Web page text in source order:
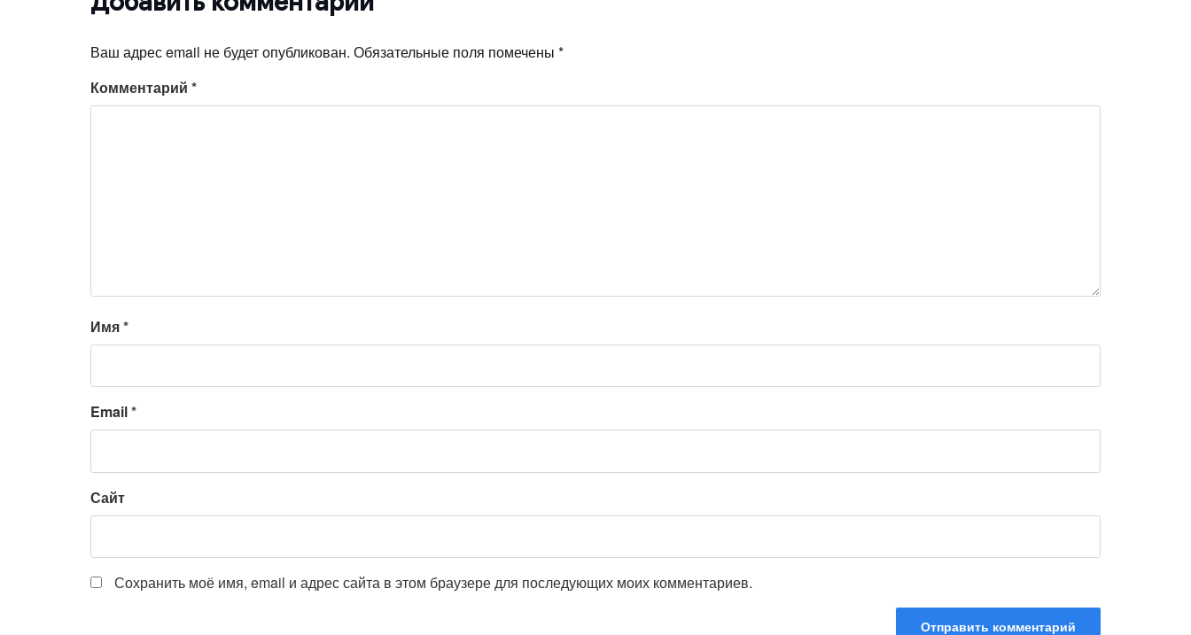
Ваш адрес email не будет опубликован. Обязательные поля помечены *
Комментарий *
Имя*
Email*
Сайт
Сохранить моё имя, email и адрес сайта в этом браузере для последующих моих комментариев.